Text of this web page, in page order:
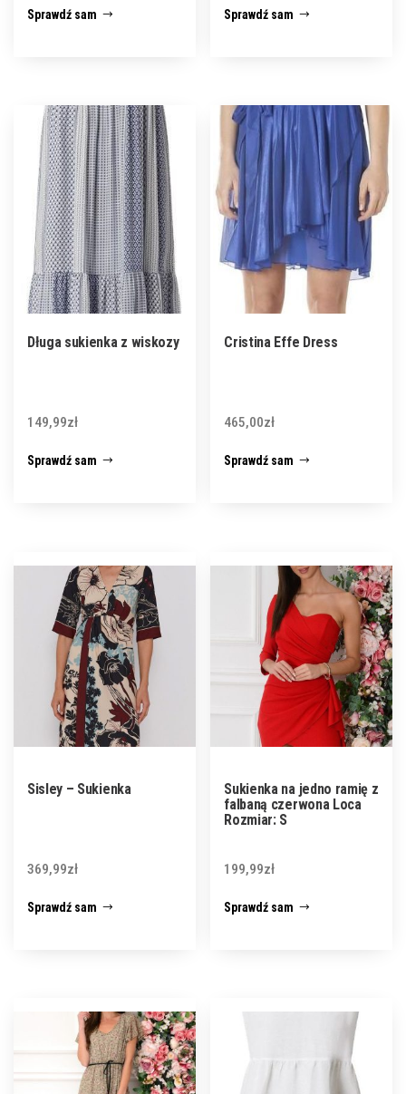
Sprawdź sam Sprawdź sam
Długa sukienka z wiskozy
149,99zł
Sprawdź sam
Cristina Effe Dress
465,00zł
Sprawdź sam
Sisley – Sukienka
369,99zł
Sprawdź sam
Sukienka na jedno ramię z
falbaną czerwona Loca
Rozmiar: S
199,99zł
Sprawdź sam